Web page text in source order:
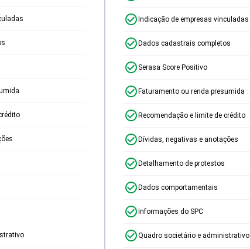
Indicação de empresas vinculadas
Dados cadastrais completos
Serasa Score Positivo
Faturamento ou renda presumida
Recomendação e limite de crédito
Dívidas, negativas e anotações
Detalhamento de protestos
Dados comportamentais
Informações do SPC
Quadro societário e administrativo